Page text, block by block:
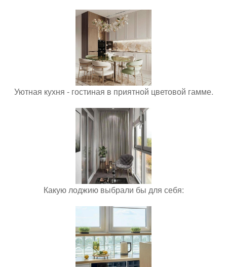
Уютная кухня - гостиная в приятной цветовой гамме.
Какую лоджию выбрали бы для себя: